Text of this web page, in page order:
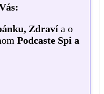
Zdravía o
Podcaste Spi a